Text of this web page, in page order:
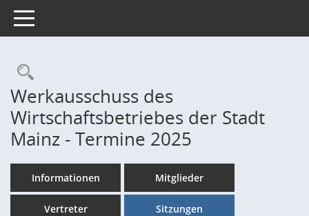
Toggle navigation
Rechercheauswahl
Werkausschuss des
Wirtschaftsbetriebes der Stadt
Mainz - Termine 2025
Informationen Mitglieder
Vertreter Sitzungen